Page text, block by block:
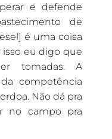
e defende
de
é uma coisa
eu digo que
tomadas. A
competência
Não dá pra
no campo pra